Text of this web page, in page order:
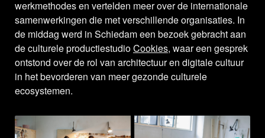
werkmethodes en vertelden meer over de internationale
samenwerkingen die met verschillende organisaties. In
de middag werd in Schiedam een bezoek gebracht aan
de culturele productiestudioCookies, waar een gesprek
ontstond over de rol van architectuur en digitale cultuur
in het bevorderen van meer gezonde culturele
ecosystemen.